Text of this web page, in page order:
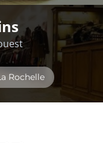
Rochelle